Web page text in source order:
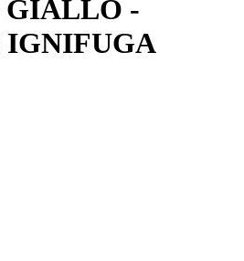
GIALLO -
IGNIFUGA